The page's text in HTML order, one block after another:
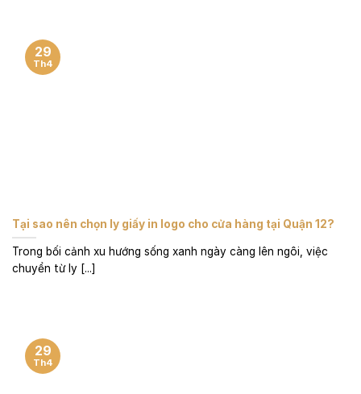
Tại sao nên chọn ly giấy in logo cho cửa hàng tại Quận 12?
Trong bối cảnh xu hướng sống xanh ngày càng lên ngôi, việc
chuyển từ ly [...]
29
Th4
29
Th4